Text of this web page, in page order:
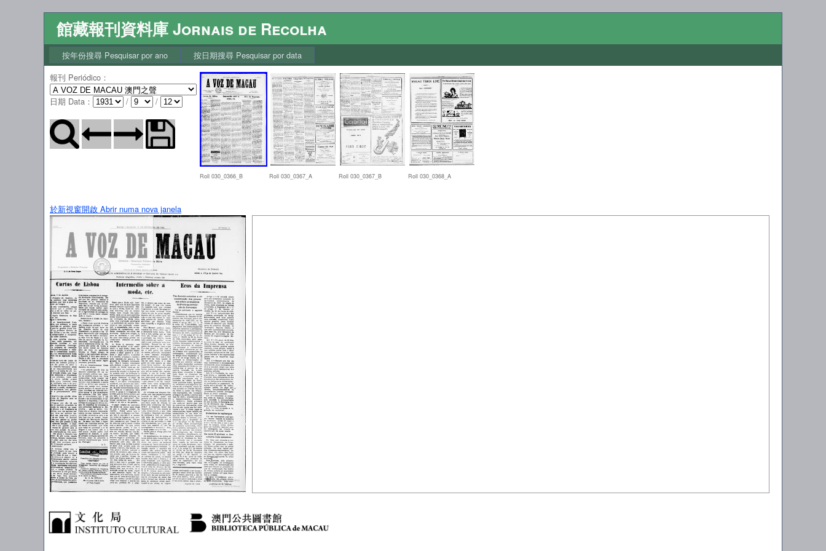
館藏報刊資料庫 Jornais de Recolha
按年份搜尋 Pesquisar por ano
按日期搜尋 Pesquisar por data
報刊 Periódico ：
日期 Data ： / /
Roll 030_0366_B Roll 030_0367_A Roll 030_0367_B Roll 030_0368_A
於新視窗開啟 Abrir numa nova janela